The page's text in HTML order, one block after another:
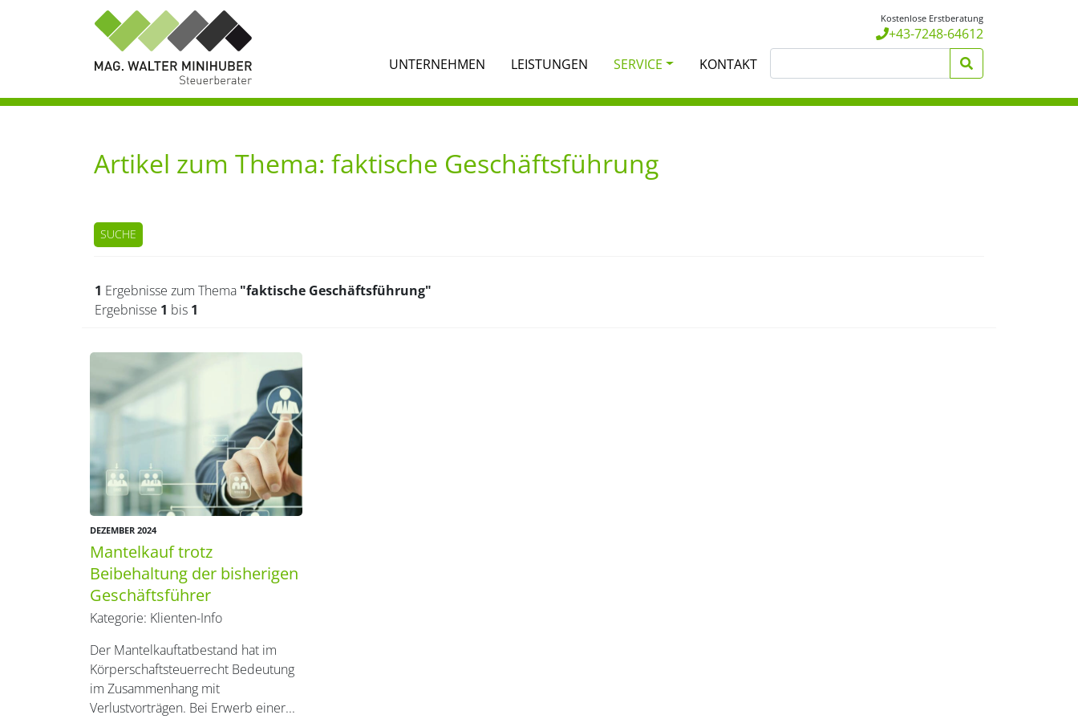
Kostenlose Erstberatung
+43-7248-64612
UNTERNEHMEN
LEISTUNGEN SERVICE KONTAKT
Artikel zum Thema: faktische Geschäftsführung
SUCHE
1 Ergebnisse zum Thema "faktische Geschäftsführung"
Ergebnisse 1 bis 1
DEZEMBER 2024
Mantelkauf trotz
Beibehaltung der bisherigen
Geschäftsführer
Kategorie: Klienten-Info
Der Mantelkauftatbestand hat im
Körperschaftsteuerrecht Bedeutung
im Zusammenhang mit
Verlustvorträgen. Bei Erwerb einer...